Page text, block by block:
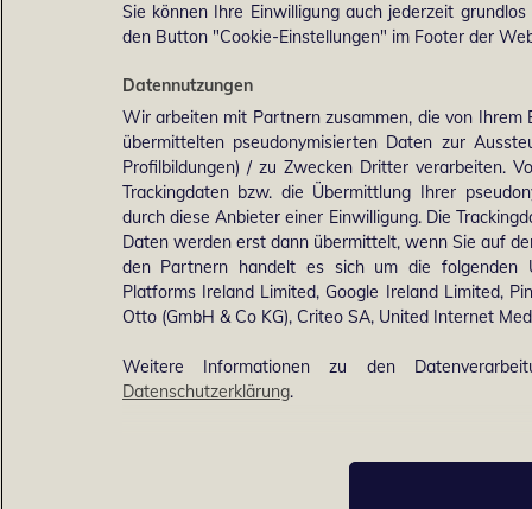
Sie können Ihre Einwilligung auch jederzeit
den Button "Cookie-Einstellungen" im Footer der
Datennutzungen
Wir arbeiten mit Partnern zusammen, die von Ihrem
übermittelten pseudonymisierten Daten zur
Profilbildungen) / zu Zwecken Dritter verarbeiten.
Trackingdaten bzw. die Übermittlung Ihrer
durch diese Anbieter einer Einwilligung. Die
Daten werden erst dann übermittelt, wenn Sie auf
den Partnern handelt es sich um die folgenden
Platforms Ireland Limited, Google Ireland Limited,
Otto (GmbH & Co KG), Criteo SA, United Internet
Weitere Informationen zu den
Datenschutzerklärung.